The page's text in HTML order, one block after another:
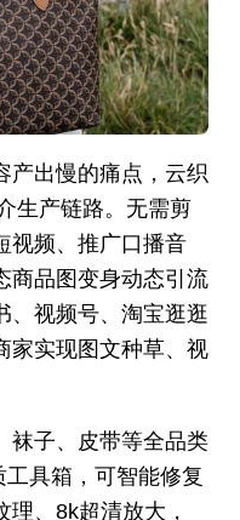
产出慢的痛点，云织
生产链路。无需剪
视频、推广口播音
商品图变身动态引流
、视频号、淘宝逛逛
家实现图文种草、视
袜子、皮带等全品类
具箱，可智能修复
、8k超清放大，